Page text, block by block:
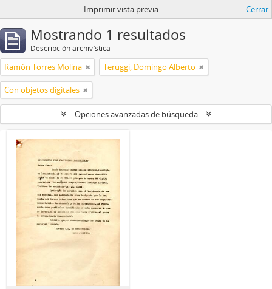
Imprimir vista previa Cerrar
Mostrando 1 resultados
Descripción archivística
Ramón Torres Molina Teruggi, Domingo Alberto
Con objetos digitales
Opciones avanzadas de búsqueda